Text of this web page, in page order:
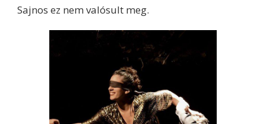
Sajnos ez nem valósult meg.